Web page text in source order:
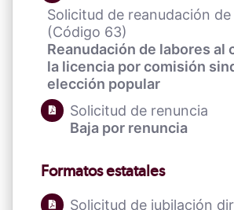
Solicitud de reanudación
(Código 63)
Reanudación de labores al
la licencia por comisión
elección popular
Solicitud de renuncia
Baja por renuncia
Formatos estatales
Solicitud de jubilación